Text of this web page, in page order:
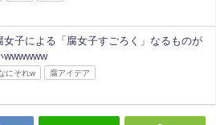
女子による「腐女子すごろく」なるものが
wwwwww
にそれw 腐アイデア